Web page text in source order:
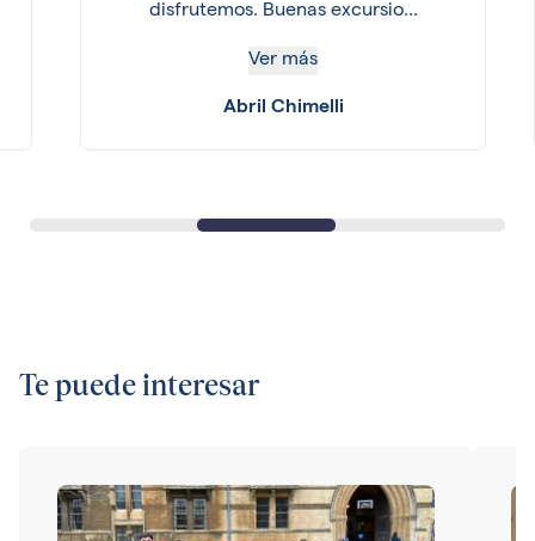
disfrutemos. Buenas excursio...
Ver más
Abril Chimelli
Te puede interesar